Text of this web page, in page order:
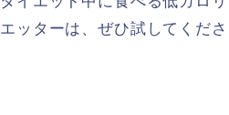
エッターは、ぜひ試してくださ